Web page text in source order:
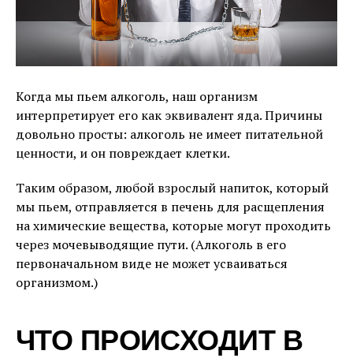
Когда мы пьем алкоголь, наш организм
интерпретирует его как эквивалент яда. Причины
довольно просты: алкоголь не имеет питательной
ценности, и он повреждает клетки.
Таким образом, любой взрослый напиток, который
мы пьем, отправляется в печень для расщепления
на химические вещества, которые могут проходить
через мочевыводящие пути. (Алкоголь в его
первоначальном виде не может усваиваться
организмом.)
ЧТО ПРОИСХОДИТ В